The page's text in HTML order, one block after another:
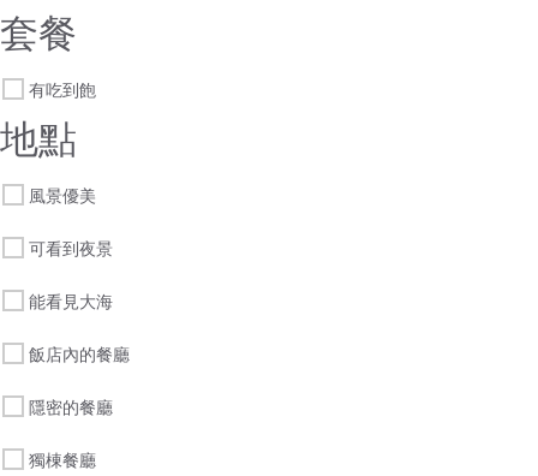
套餐
有吃到飽
地點
風景優美
可看到夜景
能看見大海
飯店內的餐廳
隱密的餐廳
獨棟餐廳